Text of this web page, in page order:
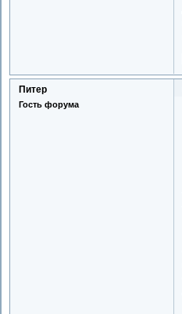
Питер
Гость форума